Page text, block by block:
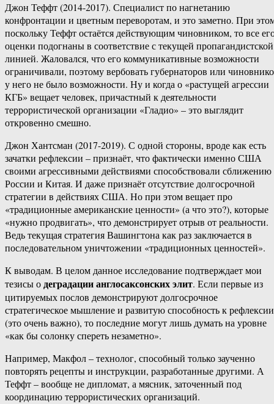
Джон Теффт (2014-2017). Специалист по нагнетанию
конфронтации и цветным переворотам, и это заметно. При
поскольку Теффт остаётся действующим чиновником, то все
оценки подогнаны в соответствие с текущей пропагандистской
линией. Жаловался, что его коммуникативные возможности
ограничивали, поэтому вербовать губернаторов или
у него не было возможности. Ну и когда о «растущей агрессии
КГБ» вещает человек, причастный к деятельности
террористической организации «Гладио» – это выглядит
откровенно смешно.
Джон Хантсман (2017-2019). С одной стороны, вроде как есть
зачатки рефлексии – признаёт, что фактически именно США
своими агрессивными действиями способствовали сближению
России и Китая. И даже признаёт отсутствие долгосрочной
стратегии в действиях США. Но при этом вещает про
«традиционные американские ценности» (а что это?), которые
«нужно продвигать», что демонстрирует отрыв от реальности.
Ведь текущая стратегия Вашингтона как раз заключается в
последовательном уничтожении «традиционных ценностей».
К выводам. В целом данное исследование подтверждает мои
тезисы одеградации англосаксонских элит. Если первые из
цитируемых послов демонстрируют долгосрочное
стратегическое мышление и развитую способность к рефлексии
(это очень важно), то последние могут лишь думать на уровне
«как бы солонку спереть незаметно».
Например, Макфол – технолог, способный только заученно
повторять рецепты и инструкции, разработанные другими. А
Теффт – вообще не дипломат, а мясник, заточенный под
координацию террористических организаций.